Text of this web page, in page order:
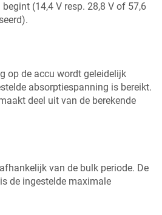
(14,4 V resp. 28,8 V of 57,6
op de accu wordt geleidelijk
absorptiespanning is bereikt.
deel uit van de berekende
van de bulk periode. De
de ingestelde maximale